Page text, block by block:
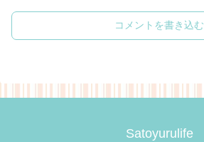
コメントを書き込む
Satoyurulife